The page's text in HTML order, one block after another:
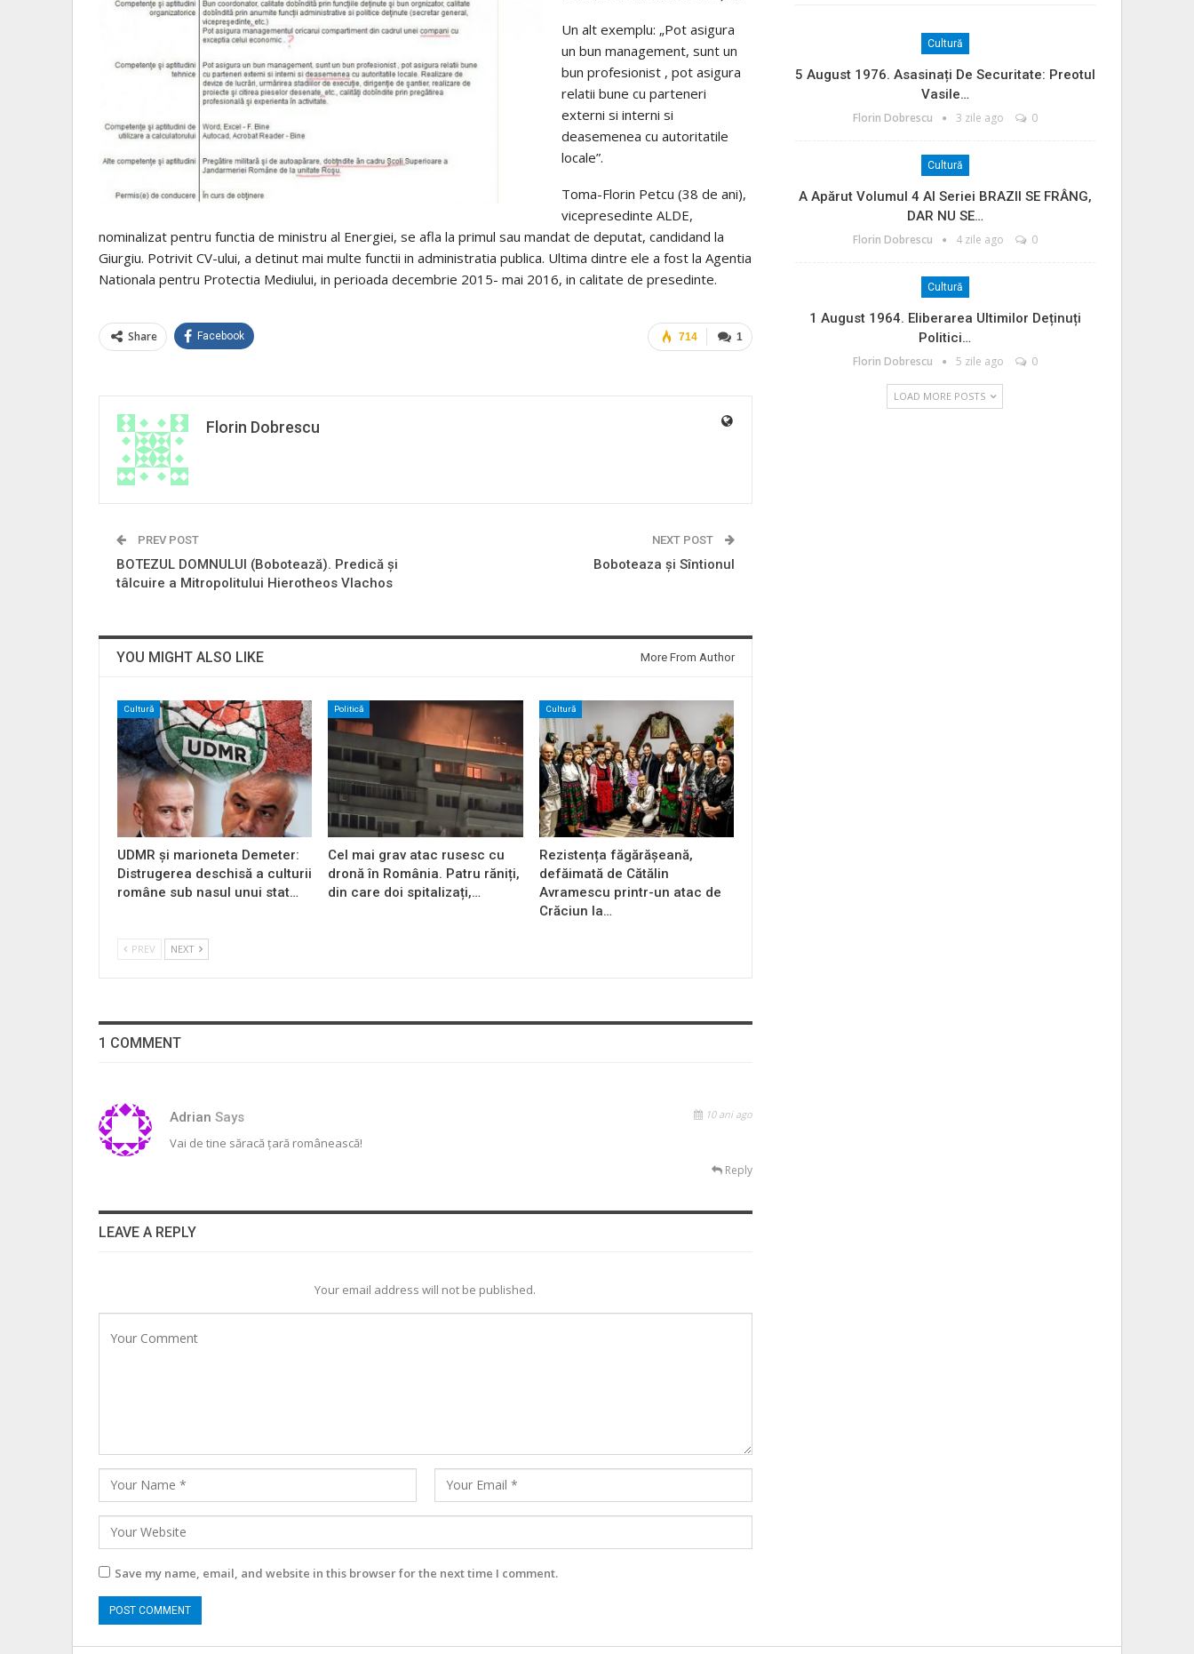
Un alt exemplu: „Pot asigura
un bun management, sunt un
bun profesionist , pot asigura
relatii bune cu parteneri
externi si interni si
deasemenea cu autoritatile
locale”.
Toma-Florin Petcu (38 de ani),
vicepresedinte ALDE,
nominalizat pentru functia de ministru al Energiei, se afla la primul sau mandat de deputat, candidand la
Giurgiu. Potrivit CV-ului, a detinut mai multe functii in administratia publica. Ultima dintre ele a fost la Agentia
Nationala pentru Protectia Mediului, in perioada decembrie 2015- mai 2016, in calitate de presedinte.
1
714
Share Facebook
Florin Dobrescu
PREV POST
BOTEZUL DOMNULUI (Bobotează). Predică și
tâlcuire a Mitropolitului Hierotheos Vlachos
NEXT POST
Boboteaza și Sîntionul
YOU MIGHT ALSO LIKE More From Author
Cultură
UDMR și marioneta Demeter:
Distrugerea deschisă a culturii
române sub nasul unui stat…
Politică
Cel mai grav atac rusesc cu
dronă în România. Patru răniți,
din care doi spitalizați,…
Cultură
Rezistența făgărășeană,
defăimată de Cătălin
Avramescu printr-un atac de
Crăciun la…
PREV NEXT
1 COMMENT
Adrian Says 10 ani ago
Vai de tine săracă țară românească!
Reply
LEAVE A REPLY
Your email address will not be published.
Save my name, email, and website in this browser for the next time I comment.
Cultură
5 August 1976. Asasinați De Securitate: Preotul
Vasile…
Florin Dobrescu 3 zile ago 0
Cultură
A Apărut Volumul 4 Al Seriei BRAZII SE FRÂNG,
DAR NU SE…
Florin Dobrescu 4 zile ago 0
Cultură
1 August 1964. Eliberarea Ultimilor Deținuți
Politici…
Florin Dobrescu 5 zile ago 0
LOAD MORE POSTS